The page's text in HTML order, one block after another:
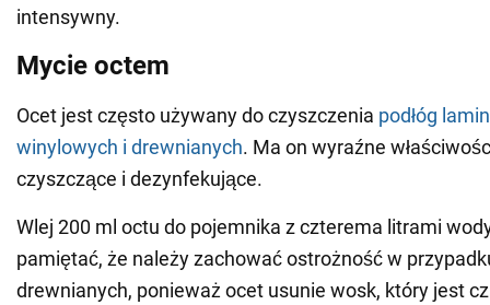
intensywny.
Mycie octem
Ocet jest często używany do czyszczenia podłóg
winylowych i drewnianych. Ma on wyraźne
czyszczące i dezynfekujące.
Wlej 200 ml octu do pojemnika z czterema litrami
pamiętać, że należy zachować ostrożność w
drewnianych, ponieważ ocet usunie wosk, który jest